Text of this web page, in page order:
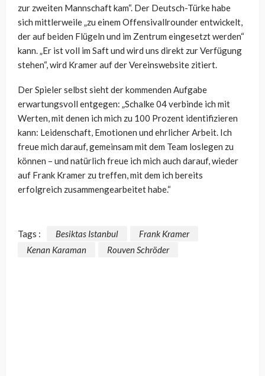
zur zweiten Mannschaft kam“. Der Deutsch-Türke habe
sich mittlerweile „zu einem Offensivallrounder entwickelt,
der auf beiden Flügeln und im Zentrum eingesetzt werden“
kann. „Er ist voll im Saft und wird uns direkt zur Verfügung
stehen“, wird Kramer auf der Vereinswebsite zitiert.
Der Spieler selbst sieht der kommenden Aufgabe
erwartungsvoll entgegen: „Schalke 04 verbinde ich mit
Werten, mit denen ich mich zu 100 Prozent identifizieren
kann: Leidenschaft, Emotionen und ehrlicher Arbeit. Ich
freue mich darauf, gemeinsam mit dem Team loslegen zu
können – und natürlich freue ich mich auch darauf, wieder
auf Frank Kramer zu treffen, mit dem ich bereits
erfolgreich zusammengearbeitet habe.“
Tags : Besiktas Istanbul
Frank Kramer
Kenan Karaman
Rouven Schröder